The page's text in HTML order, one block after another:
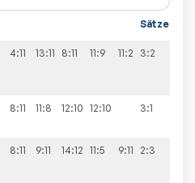
Sätze
4:11 13:11 8:11 11:9 11:2 3:2
8:11 11:8 12:10 12:10 3:1
8:11 9:11 14:12 11:5 9:11 2:3